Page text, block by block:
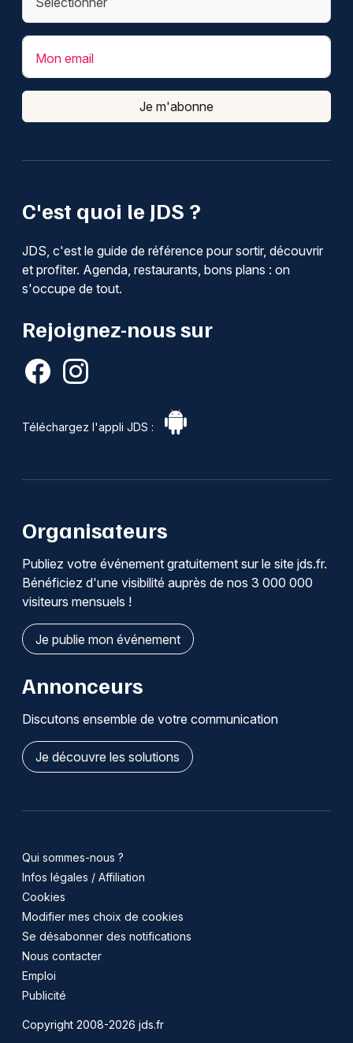
C'est quoi le JDS ?
JDS, c'est le guide de référence pour sortir, découvrir
et profiter. Agenda, restaurants, bons plans : on
s'occupe de tout.
Rejoignez-nous sur
Téléchargez l'appli JDS :
Mon email
Je m'abonne
Organisateurs
Publiez votre événement gratuitement sur le site jds.fr.
Bénéficiez d'une visibilité auprès de nos 3 000 000
visiteurs mensuels !
Je publie mon événement
Annonceurs
Discutons ensemble de votre communication
Je découvre les solutions
Qui sommes-nous ?
Infos légales / Affiliation
Cookies
Modifier mes choix de cookies
Se désabonner des notifications
Nous contacter
Emploi
Publicité
Copyright 2008-2026 jds.fr